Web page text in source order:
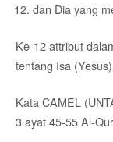
dan Dia yang
Ke-12 attribut
tentang Isa
Kata CAMEL
3 ayat 45-55 Al-